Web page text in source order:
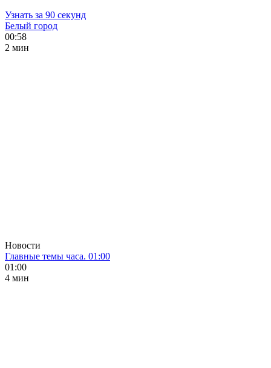
Узнать за 90 секунд
Белый город
00:58
2 мин
Новости
Главные темы часа. 01:00
01:00
4 мин